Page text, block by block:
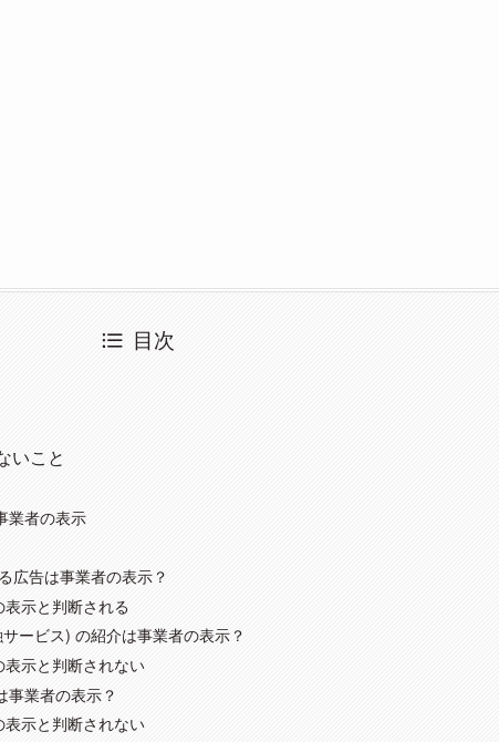
目次
いこと
業者の表示
広告は事業者の表示？
示と判断される
ービス) の紹介は事業者の表示？
示と判断されない
事業者の表示？
示と判断されない